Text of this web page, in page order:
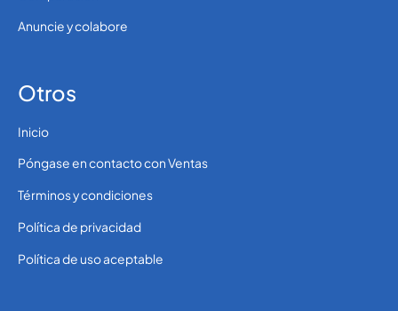
Anuncie y colabore
Otros
Inicio
Póngase en contacto con Ventas
Términos y condiciones
Política de privacidad
Política de uso aceptable